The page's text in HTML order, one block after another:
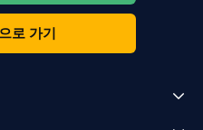
로 가기